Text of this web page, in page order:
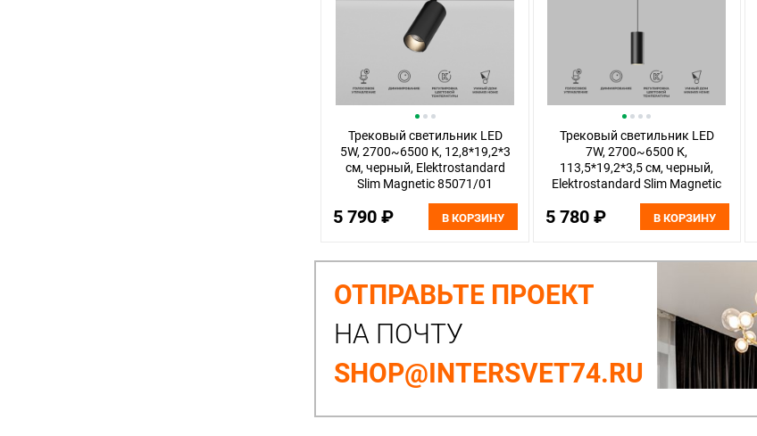
Трековый светильник LED
5W, 2700~6500 К, 12,8*19,2*3
см, черный, Elektrostandard
Slim Magnetic 85071/01
5 790 ₽ В КОРЗИНУ
Трековый светильник LED
7W, 2700~6500 К,
113,5*19,2*3,5 см, черный,
Elektrostandard Slim Magnetic
5 780 ₽ В КОРЗИНУ
ОТПРАВЬТЕ ПРОЕКТ
НА ПОЧТУ
SHOP@INTERSVET74.RU